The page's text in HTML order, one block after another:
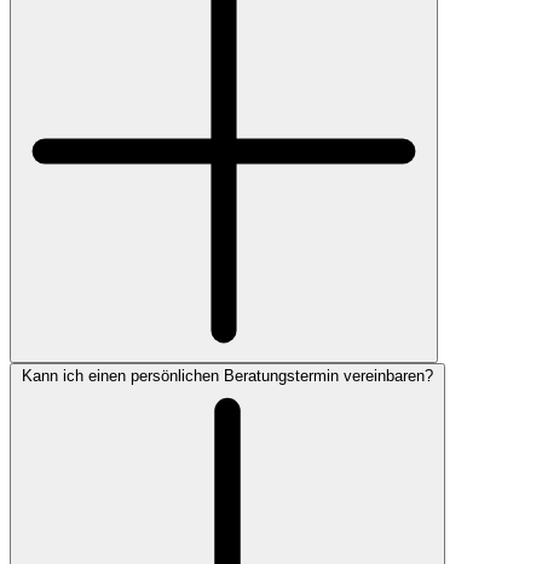
Kann ich einen persönlichen Beratungstermin vereinbaren?